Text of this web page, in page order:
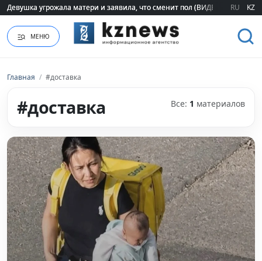
Девушка угрожала матери и заявила, что сменит пол (ВИДЕО)
Девушка угрожала матери и заявила, что сменит пол (ВИДЕО) RU KZ
МЕНЮ
Главная / #доставка
#доставка Все: 1 материалов